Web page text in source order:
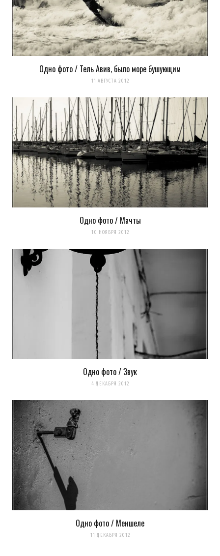
Одно фото / Тель Авив, было море бушующим
11 АВГУСТА 2012
Одно фото / Мачты
10 НОЯБРЯ 2012
Одно фото / Звук
4 ДЕКАБРЯ 2012
Одно фото / Меншеле
11 ДЕКАБРЯ 2012